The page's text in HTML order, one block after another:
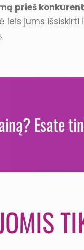
prieš
leis jums išsiskirti
Esate